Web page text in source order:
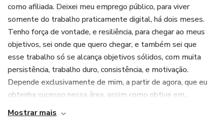
como afiliada. Deixei meu emprego público, para viver
somente do trabalho praticamente digital, há dois meses.
Tenho força de vontade, e resiliência, para chegar ao meus
objetivos, sei onde que quero chegar, e também sei que
esse trabalho só se alcança objetivos sólidos, com muita
persistência, trabalho duro, consistência, e motivação.
Depende exclusivamente de mim, a partir de agora, que eu
obtenha sucesso nessa área, assim como obtive em...
Mostrar mais